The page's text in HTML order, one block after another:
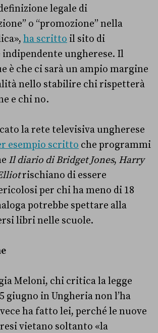
legale di
o “promozione” nella
ha scritto il sito di
ungherese. Il
è che ci sarà un ampio margine
nello stabilire chi rispetterà
e chi no.
la rete televisiva ungherese
esempio scritto che programmi
Il diario di Bridget Jones, Harry
rischiano di essere
per chi ha meno di 18
potrebbe spettare alla
libri nelle scuole.
Meloni, chi critica la legge
giugno in Ungheria non l’ha
ha fatto lei, perché le nuove
vietano soltanto «la